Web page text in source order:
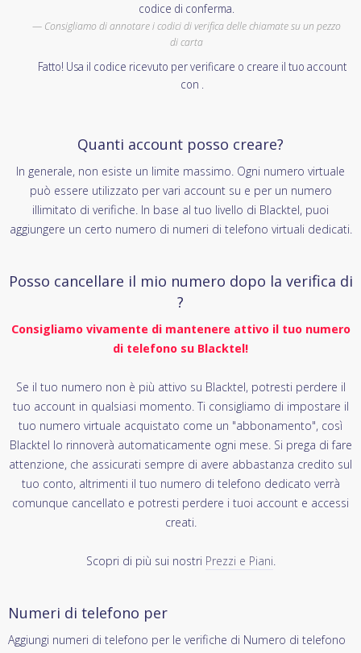
codice di conferma.
Consigliamo di annotare i codici di verifica delle chiamate su un pezzo
di carta
Fatto! Usa il codice ricevuto per verificare o creare il tuo account
con .
Quanti account posso creare?
In generale, non esiste un limite massimo. Ogni numero virtuale
può essere utilizzato per vari account su e per un numero
illimitato di verifiche. In base al tuo livello di Blacktel, puoi
aggiungere un certo numero di numeri di telefono virtuali dedicati.
Posso cancellare il mio numero dopo la verifica di
?
Consigliamo vivamente di mantenere attivo il tuo numero
di telefono su Blacktel!
Se il tuo numero non è più attivo su Blacktel, potresti perdere il
tuo account in qualsiasi momento. Ti consigliamo di impostare il
tuo numero virtuale acquistato come un "abbonamento", così
Blacktel lo rinnoverà automaticamente ogni mese. Si prega di fare
attenzione, che assicurati sempre di avere abbastanza credito sul
tuo conto, altrimenti il tuo numero di telefono dedicato verrà
comunque cancellato e potresti perdere i tuoi account e accessi
creati.
Scopri di più sui nostri Prezzi e Piani.
Numeri di telefono per
Aggiungi numeri di telefono per le verifiche di Numero di telefono